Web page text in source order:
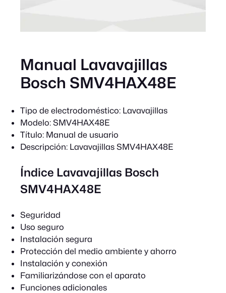
Manual Lavavajillas
Bosch SMV4HAX48E
Tipo de electrodoméstico: Lavavajillas
Modelo: SMV4HAX48E
Título: Manual de usuario
Descripción: Lavavajillas SMV4HAX48E
Índice Lavavajillas Bosch
SMV4HAX48E
Seguridad
Uso seguro
Instalación segura
Protección del medio ambiente y ahorro
Instalación y conexión
Familiarizándose con el aparato
Funciones adicionales